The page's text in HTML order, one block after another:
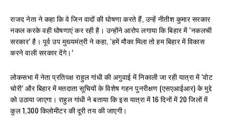
राजद नेता ने कहा कि वे जिन वादों की घोषणा करते हैं, उन्हें नीतीश कुमार सरकार
नकल करके वही घोषणाएं कर रही है। उन्होंने आरोप लगाया कि बिहार में ‘नकलची
सरकार’ है। पूर्व उप मुख्यमंत्री ने कहा, ‘हमें मौका मिला तो हम बिहार में विकास
करने वाली सरकार देंगे।’
लोकसभा में नेता प्रतिपक्ष राहुल गांधी की अगुवाई में निकाली जा रही यात्रा में ‘वोट
चोरी’ और बिहार में मतदाता सूचियों के विशेष गहन पुनरीक्षण (एसएआईआर) के मुद्दे
को उठाया जाएगा। राहुल गांधी ने बताया कि इस यात्रा में 16 दिनों में 20 जिलों में
कुल 1,300 किलोमीटर की दूरी तय की जाएगी।